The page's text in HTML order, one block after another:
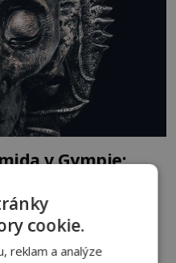
v Gympie:
starověké
nebo stavba
cookie.
reklam a analýze